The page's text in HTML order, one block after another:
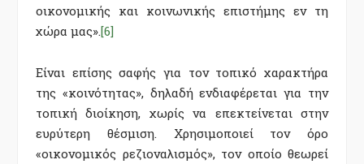
οικονομικής και κοινωνικής επιστήμης εν τη
χώρα μας».[6]
Είναι επίσης σαφής για τον τοπικό χαρακτήρα
της «κοινότητας», δηλαδή ενδιαφέρεται για την
τοπική διοίκηση, χωρίς να επεκτείνεται στην
ευρύτερη θέσμιση. Χρησιμοποιεί τον όρο
«οικονομικός ρεζιοναλισμός», τον οποίο θεωρεί